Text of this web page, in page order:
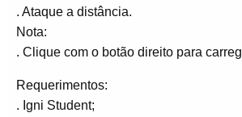
. Ataque a distância.
Nota:
. Clique com o botão direito para
Requerimentos:
. Igni Student;